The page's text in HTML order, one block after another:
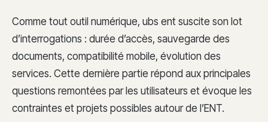
Comme tout outil numérique, ubs ent suscite son lot
d’interrogations : durée d’accès, sauvegarde des
documents, compatibilité mobile, évolution des
services. Cette dernière partie répond aux principales
questions remontées par les utilisateurs et évoque les
contraintes et projets possibles autour de l’ENT.